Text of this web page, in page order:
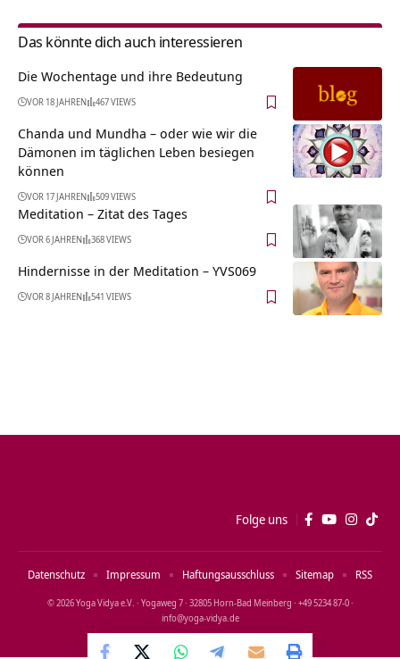
Das könnte dich auch interessieren
Die Wochentage und ihre Bedeutung
VOR 18 JAHREN 467 VIEWS
Chanda und Mundha – oder wie wir die
Dämonen im täglichen Leben besiegen
können
VOR 17 JAHREN 509 VIEWS
Meditation – Zitat des Tages
VOR 6 JAHREN 368 VIEWS
Hindernisse in der Meditation – YVS069
VOR 8 JAHREN 541 VIEWS
Folge uns
© 2026 Yoga Vidya e.V. · Yogaweg 7 · 32805 Horn‑Bad Meinberg · +49 5234 87‑0 ·
info@yoga‑vidya.de
Datenschutz Impressum Haftungsausschluss Sitemap RSS